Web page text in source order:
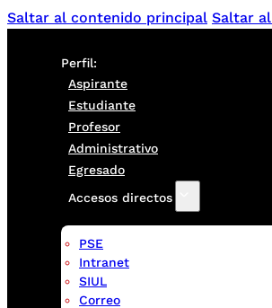
Saltar al contenido principal Saltar
Perfil:
Aspirante
Estudiante
Profesor
Administrativo
Egresado
Accesos directos
PSE
Intranet
SIUL
Correo